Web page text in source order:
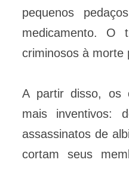
pequenos
medicamento. O
criminosos à morte
A partir disso, os
mais inventivos:
assassinatos de
cortam seus